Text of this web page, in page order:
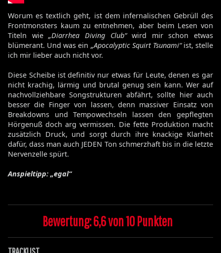
Worum es textlich geht, ist dem infernalischen Gebrüll des
Frontmonsters kaum zu entnehmen, aber beim Lesen von
Titeln wie„Diarrhea Diving Club“wird mir schon etwas
blümerant. Und was ein „Apocalyptic Squirt Tsunami“ist, stelle
ich mir lieber auch nicht vor.
Diese Scheibe ist definitiv nur etwas für Leute, denen es gar
nicht krachig, lärmig und brutal genug sein kann. Wer auf
nachvollziehbare Songstrukturen abfährt, sollte hier auch
besser die Finger von lassen, denn massiver Einsatz von
Breakdowns und Tempowechseln lassen den gepflegten
Hörgenuß doch arg vermissen. Die fette Produktion macht
zusätzlich Druck, und sorgt durch ihre knackige Klarheit
dafür, dass man auch JEDEN Ton schmerzhaft bis in die letzte
Nervenzelle spürt.
Anspieltipp: „egal“
Bewertung: 6,6 von 10 Punkten